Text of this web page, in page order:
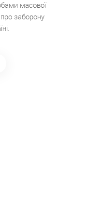
масової
заборону